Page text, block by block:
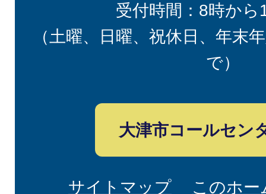
受付時間：8時から
（土曜、日曜、祝休日、年末
で）
大津市コールセン
サイトマップ このホ